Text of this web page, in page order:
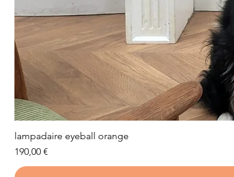
lampadaire eyeball orange
Prix
190,00 €